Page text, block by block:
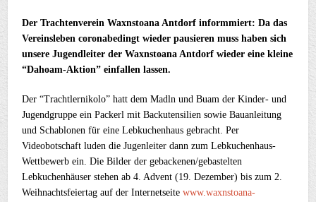
Der Trachtenverein Waxnstoana Antdorf informmiert: Da das
Vereinsleben coronabedingt wieder pausieren muss haben sich
unsere Jugendleiter der Waxnstoana Antdorf wieder eine kleine
“Dahoam-Aktion” einfallen lassen.
Der “Trachtlernikolo” hatt dem Madln und Buam der Kinder- und
Jugendgruppe ein Packerl mit Backutensilien sowie Bauanleitung
und Schablonen für eine Lebkuchenhaus gebracht. Per
Videobotschaft luden die Jugenleiter dann zum Lebkuchenhaus-
Wettbewerb ein. Die Bilder der gebackenen/gebastelten
Lebkuchenhäuser stehen ab 4. Advent (19. Dezember) bis zum 2.
Weihnachtsfeiertag auf der Internetseitewww.waxnstoana-